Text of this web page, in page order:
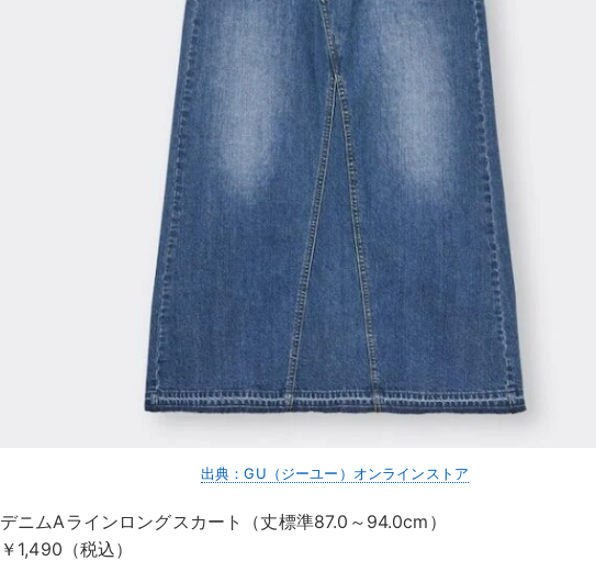
出典：GU（ジーユー）オンラインストア
デニムAラインロングスカート（丈標準87.0～94.0cm）
￥1,490（税込）